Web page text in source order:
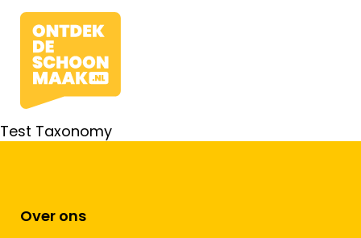
Test Taxonomy
Over ons
Beroepen